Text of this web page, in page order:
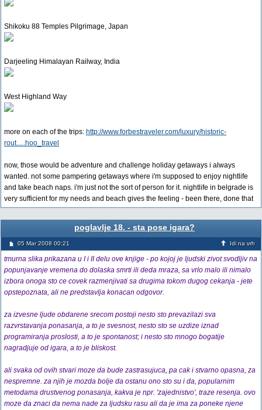
Shikoku 88 Temples Pilgrimage, Japan
Darjeeling Himalayan Railway, India
West Highland Way
more on each of the trips: http://www.forbestraveler.com/luxury/historic-
rout.....hoo_travel
now, those would be adventure and challenge holiday getaways i always
wanted. not some pampering getaways where i'm supposed to enjoy nightlife
and take beach naps. i'm just not the sort of person for it. nightlife in belgrade is
very sufficient for my needs and beach gives the feeling - been there, done that
poglavlje 18. - sta pose igara?
05 Mar 2008 00:21 Idi na vrh
tmurna slika prikazana u I i II delu ove knjige - po kojoj je ljudski zivot svodljiv na
popunjavanje vremena do dolaska smrti ili deda mraza, sa vrlo malo ili nimalo
izbora onoga sto ce covek razmenjivati sa drugima tokom dugog cekanja - jete
opstepoznata, ali ne predstavlja konacan odgovor.
za izvesne ljude obdarene srecom postoji nesto sto prevazilazi sva
razvrstavanja ponasanja, a to je svesnost, nesto sto se uzdize iznad
programiranja proslosti, a to je spontanost; i nesto sto mnogo bogatije
nagradjuje od igara, a to je bliskost.
ali svaka od ovih stvari moze da bude zastrasujuca, pa cak i stvarno opasna, za
nespremne. za njih je mozda bolje da ostanu ono sto su i da, popularnim
metodama drustvenog ponasanja, kakva je npr. 'zajednistvo', traze resenja. ovo
moze da znaci da nema nade za ljudsku rasu ali da je ima za poneke njene